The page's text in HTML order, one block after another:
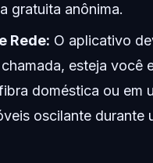
gratuita anônima.
Rede: O aplicativo
esteja você
doméstica ou em
oscilante durante